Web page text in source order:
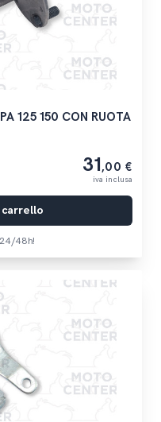
125 150 CON RUOTA
31,00 €
iva inclusa
carrello
24/48h!